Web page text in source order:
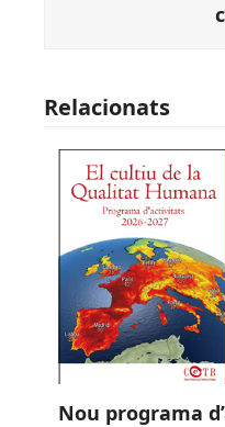
Relacionats
Nou programa